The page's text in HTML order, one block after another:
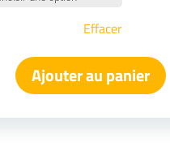
Effacer
Ajouter au panier